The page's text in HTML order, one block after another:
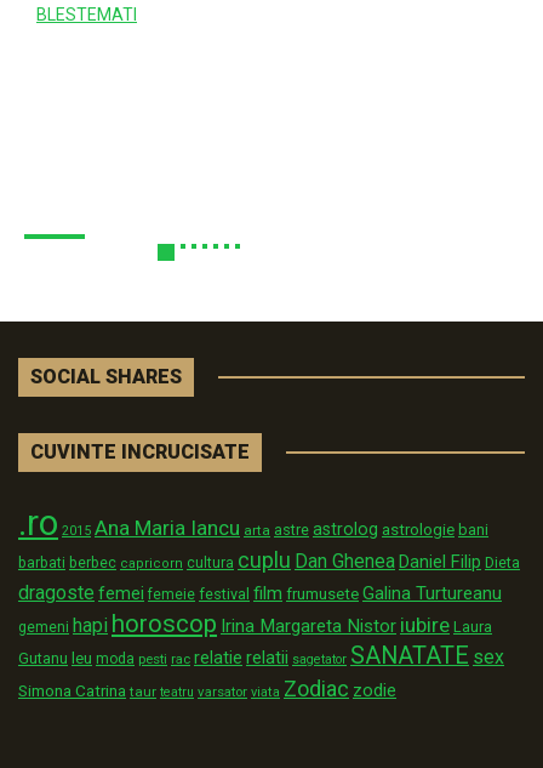
SOCIAL SHARES
CUVINTE INCRUCISATE
.ro 2015 Ana Maria Iancu arta astre astrolog astrologie bani
barbati berbec capricorn cultura cuplu Dan GheneaDaniel Filip Dieta
dragoste femei femeie festival film frumusete Galina Turtureanu
gemeni hapi horoscop Irina Margareta Nistor iubire Laura
Gutanu leu moda pesti rac relatie relatii sagetator SANATATE sex
Simona Catrina taur teatru varsator viata Zodiac zodie